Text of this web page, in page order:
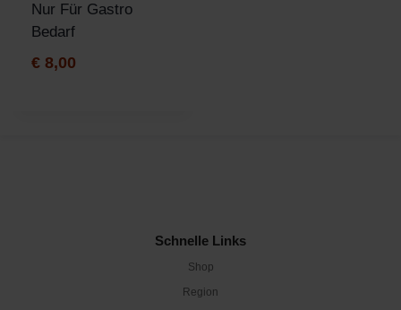
Nur Für Gastro
Bedarf
€8,00
Schnelle Links
Shop
Region